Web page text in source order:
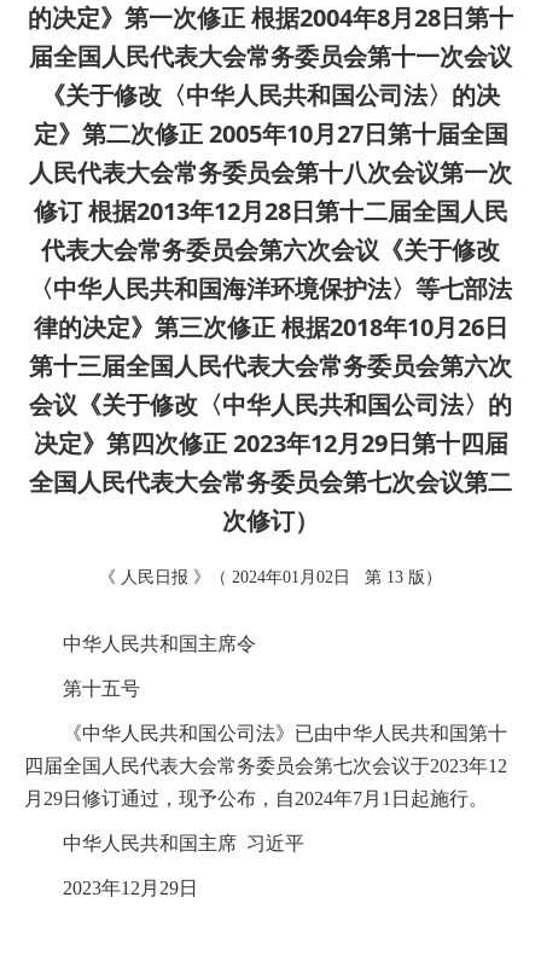
的决定》第一次修正 根据2004年8月28日第十
届全国人民代表大会常务委员会第十一次会议
《关于修改〈中华人民共和国公司法〉的决
定》第二次修正 2005年10月27日第十届全国
人民代表大会常务委员会第十八次会议第一次
修订 根据2013年12月28日第十二届全国人民
代表大会常务委员会第六次会议《关于修改
〈中华人民共和国海洋环境保护法〉等七部法
律的决定》第三次修正 根据2018年10月26日
第十三届全国人民代表大会常务委员会第六次
会议《关于修改〈中华人民共和国公司法〉的
决定》第四次修正 2023年12月29日第十四届
全国人民代表大会常务委员会第七次会议第二
次修订）
《 人民日报 》（ 2024年01月02日 第 13 版）
中华人民共和国主席令
第十五号
《中华人民共和国公司法》已由中华人民共和国第十
四届全国人民代表大会常务委员会第七次会议于2023年12
月29日修订通过，现予公布，自2024年7月1日起施行。
中华人民共和国主席 习近平
2023年12月29日